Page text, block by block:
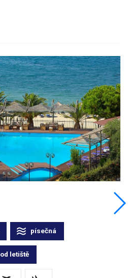
písečná
od letiště